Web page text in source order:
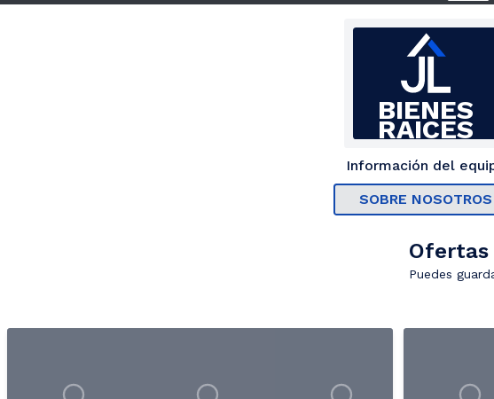
BIENES
RAICES
Información del
SOBRE NOSOTROS
Ofertas
Puedes